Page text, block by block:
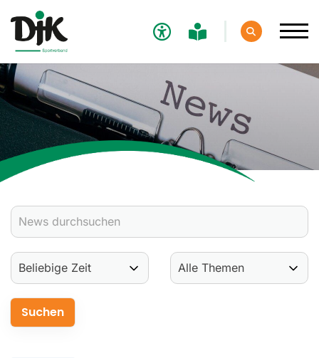
Verband
Aktuelles
Verbands-News
Termine
Verantwortung